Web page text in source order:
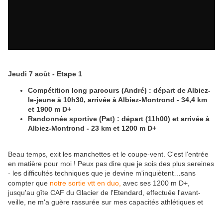
Jeudi 7 août - Etape 1
Compétition long parcours (André) : départ de Albiez-
le-jeune à 10h30, arrivée à Albiez-Montrond - 34,4 km
et 1900 m D+
Randonnée sportive (Pat) : départ (11h00) et arrivée à
Albiez-Montrond - 23 km et 1200 m D+
Beau temps, exit les manchettes et le coupe-vent. C'est l'entrée
en matière pour moi ! Peux pas dire que je sois des plus sereines
- les difficultés techniques que je devine m'inquiètent…sans
compter que notre sortie vtt en duo, avec ses 1200 m D+,
jusqu'au gîte CAF du Glacier de l'Etendard, effectuée l'avant-
veille, ne m'a guère rassurée sur mes capacités athlétiques et